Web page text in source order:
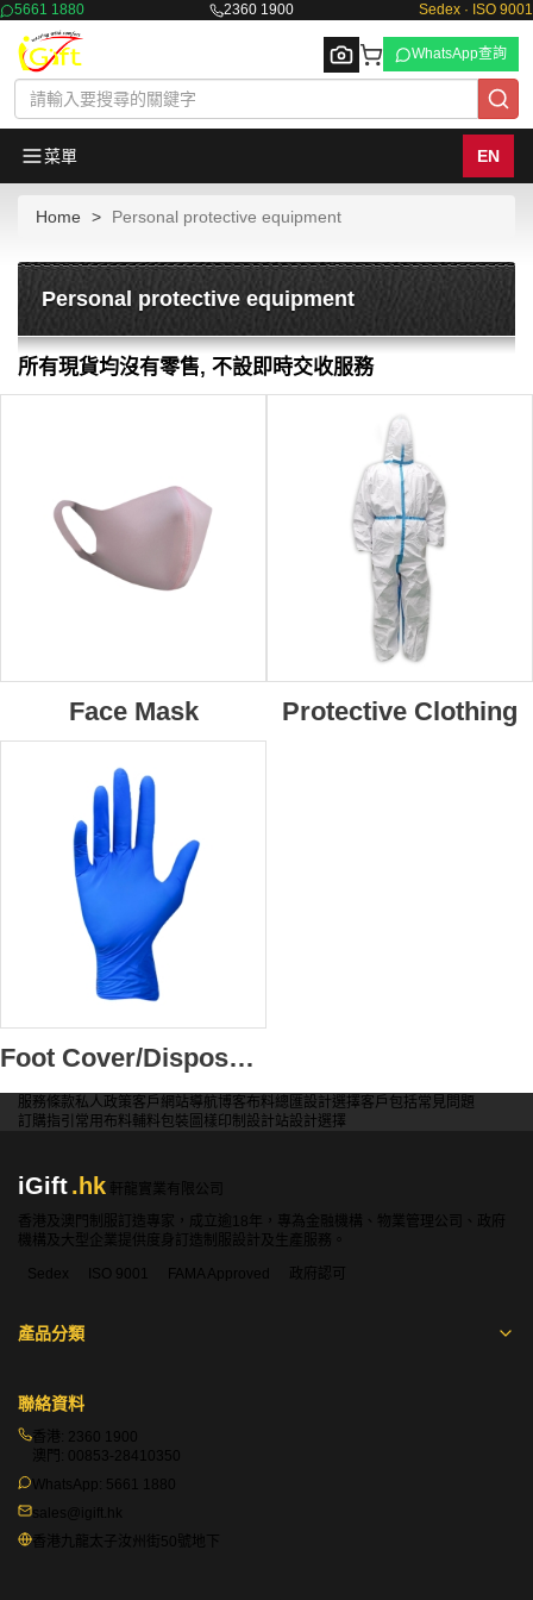
5661 1880 2360 1900 Sedex · ISO 9001
Browse
WhatsApp查詢
菜單 EN
Home Personal protective equipment
Personal protective equipment
所有現貨均沒有零售, 不設即時交收服務
Face Mask Protective Clothing
Foot Cover/Disposal Hair Cap/Gloves
服務條款私人政策客戶 網站導航博客布料總匯設計選擇客戶包括常見問題
訂購指引 常用布料輔料包裝 圖樣印制 設計站設計選擇
iGift.hk
軒龍實業有限公司
香港及澳門制服訂造專家，成立逾18年，專為金融機構、物業管理公司、政府
機構及大型企業提供度身訂造制服設計及生產服務。
Sedex
ISO 9001 FAMA Approved 政府認可
產品分類
聯絡資料
香港: 2360 1900
澳門: 00853-28410350
WhatsApp: 5661 1880
sales@igift.hk
香港九龍太子汝州街50號地下